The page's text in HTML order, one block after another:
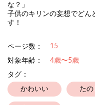
な？」
子供のキリンの妄想でどん
す！
ページ数： 15
対象年齢：
4歳〜5歳
タグ：
かわいい たの